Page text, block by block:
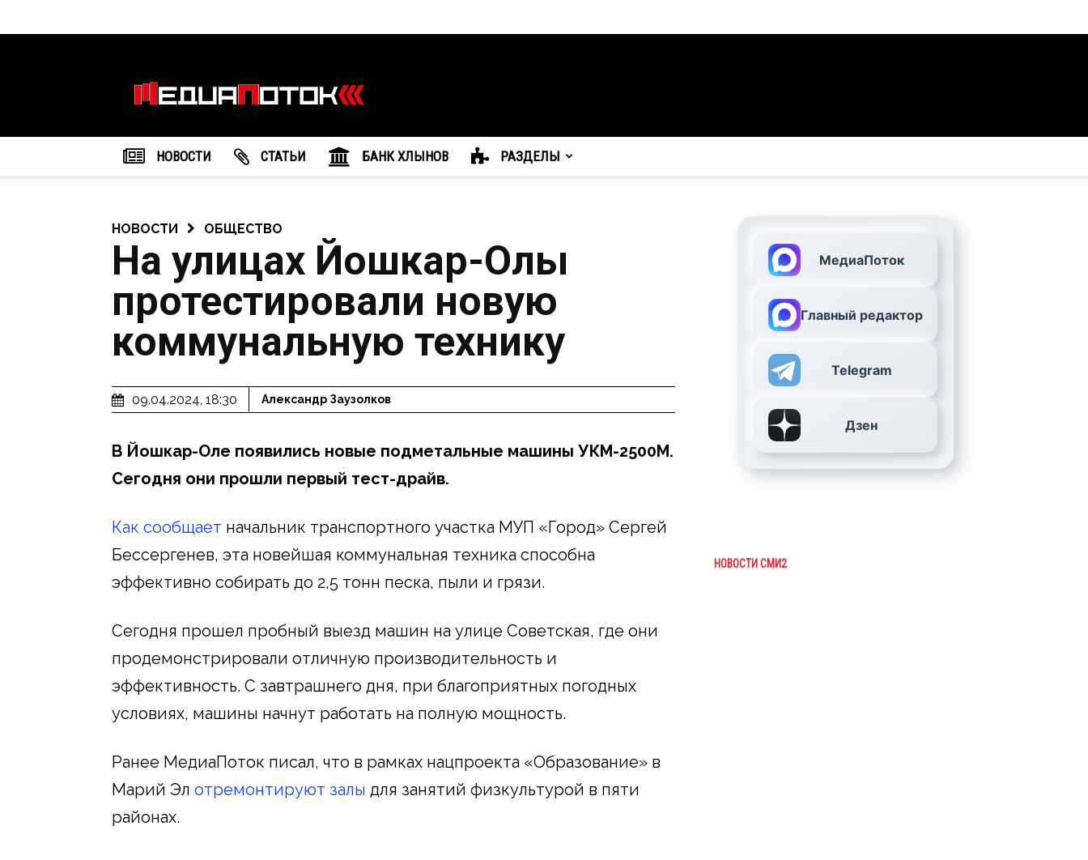
агентство
"МедиаПоток"
НОВОСТИ CТАТЬИ БАНК ХЛЫНОВ РАЗДЕЛЫ
НОВОСТИ ОБЩЕСТВО
На улицах Йошкар-Олы
протестировали новую
коммунальную технику
09.04.2024, 18:30 Александр Заузолков
В Йошкар-Оле появились новые подметальные машины УКМ-2500М.
Сегодня они прошли первый тест-драйв.
Как сообщает начальник транспортного участка МУП «Город» Сергей
Бессергенев, эта новейшая коммунальная техника способна
эффективно собирать до 2,5 тонн песка, пыли и грязи.
Сегодня прошел пробный выезд машин на улице Советская, где они
продемонстрировали отличную производительность и
эффективность. С завтрашнего дня, при благоприятных погодных
условиях, машины начнут работать на полную мощность.
Ранее МедиаПоток писал, что в рамках нацпроекта «Образование» в
Марий Эл отремонтируют залы для занятий физкультурой в пяти
районах.
МедиаПоток
Главный редактор
Telegram
Дзен
НОВОСТИ СМИ2